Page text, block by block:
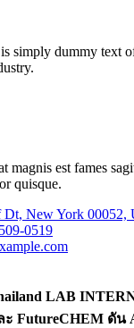
simply dummy text
magnis est fames
quisque.
Dt, New York 00052,
0519
LAB
ะ FutureCHEM ดัน